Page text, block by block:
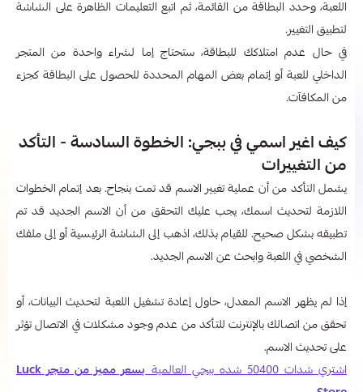
اللعبة، وحدد البطاقة من القائمة، ثم اتبع التعليمات الظاهرة على الشاشة
لتطبيق التغيير.
في حال عدم امتلاكك للبطاقة، ستحتاج إما لشراء واحدة من المتجر
الداخلي للعبة أو إتمام بعض المهام المحددة للحصول على البطاقة كجزء
من المكافآت.
كيف اغير اسمي في ببجي: الخطوة السادسة - التأكد
من التغييرات
يشمل التأكد من أن عملية تغيير الاسم قد تمت بنجاح. بعد إتمام الخطوات
اللازمة لتحديث اسمك، يجب عليك التحقق من أن الاسم الجديد قد تم
تطبيقه بشكل صحيح. للقيام بذلك، اذهب إلى الشاشة الرئيسية أو إلى ملفك
الشخصي في اللعبة وابحث عن الاسم الجديد.
إذا لم يظهر الاسم المعدل، حاول إعادة تشغيل اللعبة لتحديث البيانات، أو
تحقق من اتصالك بالإنترنت للتأكد من عدم وجود مشكلات في الاتصال تؤثر
على تحديث الاسم.
اشتري شدات 50400 شده ببجي العالمية
بسعر مميز من متجر Luck